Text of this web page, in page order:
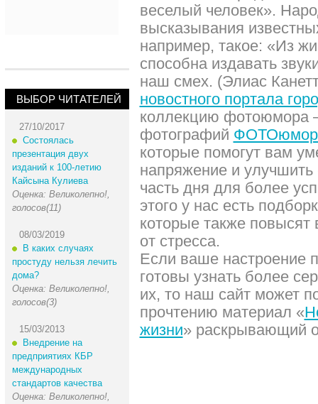
ВЫБОР ЧИТАТЕЛЕЙ
27/10/2017
Состоялась
презентация двух
изданий к 100-летию
Кайсына Кулиева
Оценка: Великолепно!,
голосов(11)
08/03/2019
В каких случаях
простуду нельзя лечить
дома?
Оценка: Великолепно!,
голосов(3)
15/03/2013
Внедрение на
предприятиях КБР
международных
стандартов качества
Оценка: Великолепно!,
веселый человек».
высказывания
например, такое: «Из
способна издавать
наш смех. (Элиас
новостного портала
коллекцию фотоюмора
фотографий ФОТОюмор
которые помогут вам
напряжение и
часть дня для более
этого у нас есть
которые также повысят
от стресса.
Если ваше настроение
готовы узнать более
их, то наш сайт может
прочтению материал «
жизни» раскрывающий